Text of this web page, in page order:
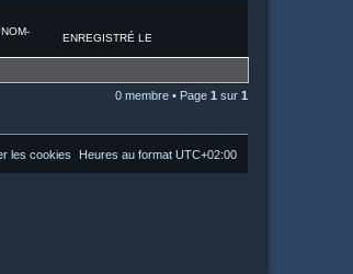
ENREGISTRÉ LE
0 membre • Page 1 sur 1
Heures au format UTC+02:00
les cookies